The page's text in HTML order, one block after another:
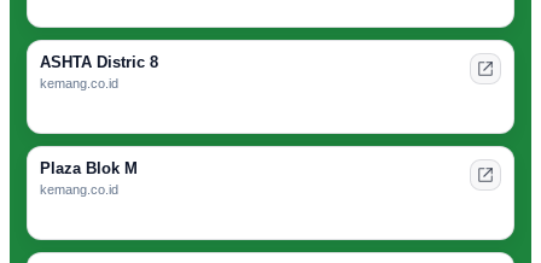
ASHTA Distric 8
kemang.co.id
Plaza Blok M
kemang.co.id